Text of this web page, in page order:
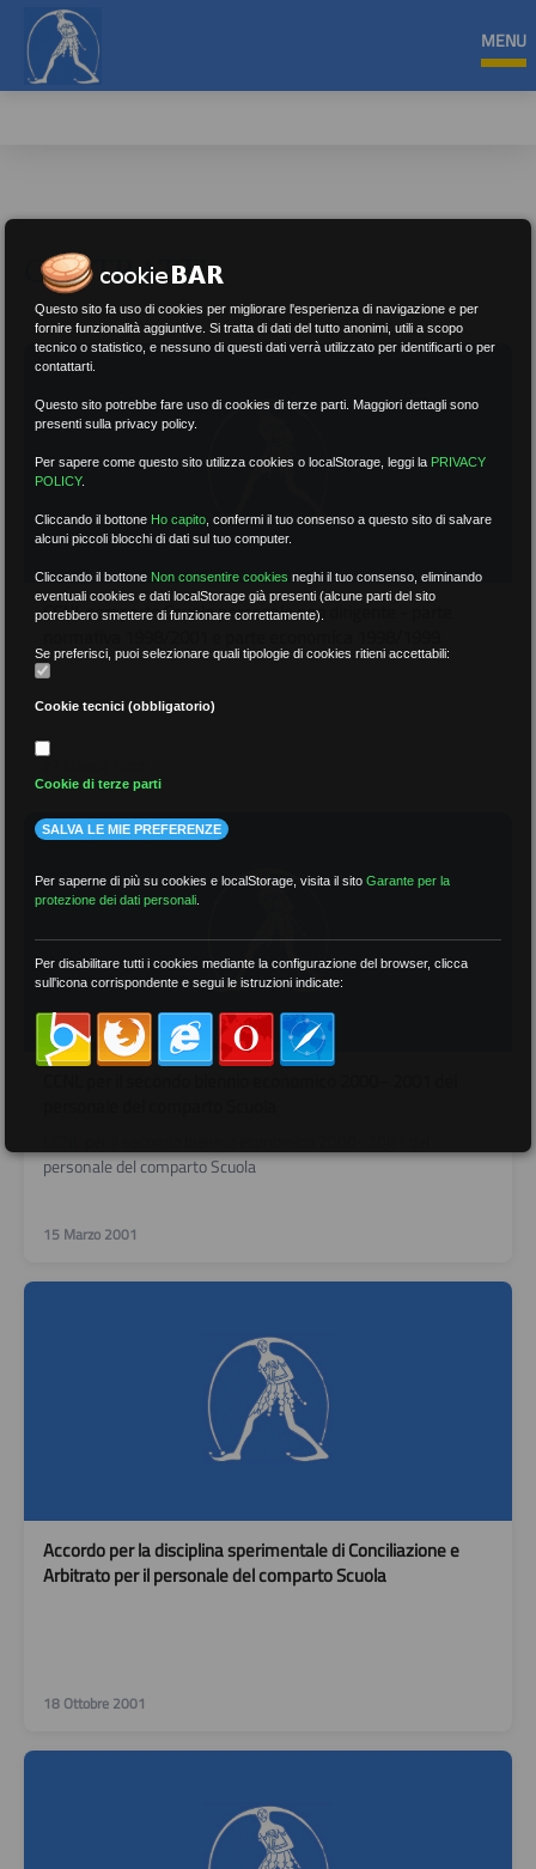
MENU
CONTRATTI
CCNL comparto Scuola personale non dirigente - parte
personale del comparto Scuola
15 Marzo 2001
Accordo per la disciplina sperimentale di Conciliazione e
Arbitrato per il personale del comparto Scuola
18 Ottobre 2001
Questo sito fa uso di cookies per migliorare l'esperienza di navigazione e per
fornire funzionalità aggiuntive. Si tratta di dati del tutto anonimi, utili a scopo
tecnico o statistico, e nessuno di questi dati verrà utilizzato per identificarti o per
contattarti.
Questo sito potrebbe fare uso di cookies di terze parti. Maggiori dettagli sono
presenti sulla privacy policy.
Per sapere come questo sito utilizza cookies o localStorage, leggi la PRIVACY
POLICY.
Cliccando il bottone Ho capito ,confermi il tuo consenso a questo sito di salvare
alcuni piccoli blocchi di dati sul tuo computer.
Cliccando il bottone Non consentire cookies neghi il tuo consenso, eliminando
eventuali cookies e dati localStorage già presenti (alcune parti del sito
potrebbero smettere di funzionare correttamente).
Se preferisci, puoi selezionare quali tipologie di cookies ritieni accettabili:
Cookie tecnici (obbligatorio)
Cookie di terze parti
SALVA LE MIE PREFERENZE
Per saperne di più su cookies e localStorage, visita il sitoGarante per la
protezione dei dati personali
Per disabilitare tutti i cookies mediante la configurazione del browser, clicca
sull'icona corrispondente e segui le istruzioni indicate: